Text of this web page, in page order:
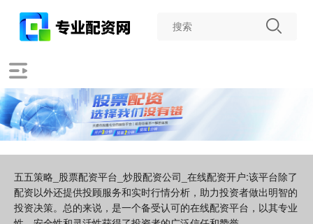
五五策略_股票配资平台_炒股配资公司_在线配资开户:该平台除了
配资以外还提供投顾服务和实时行情分析，助力投资者做出明智的
投资决策。总的来说，是一个备受认可的在线配资平台，以其专业